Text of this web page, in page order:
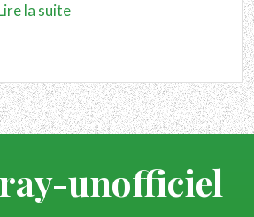
la suite
unofficiel